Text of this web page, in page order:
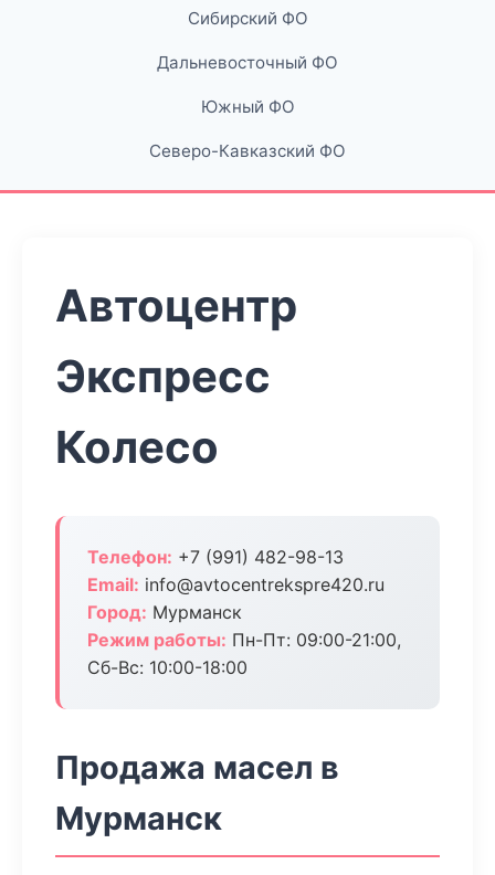
Сибирский ФО
Дальневосточный ФО
Южный ФО
Северо-Кавказский ФО
Автоцентр
Экспресс
Колесо
Телефон: +7 (991) 482-98-13
Email: info@avtocentrekspre420.ru
Город: Мурманск
Режим работы: Пн-Пт: 09:00-21:00,
Сб-Вс: 10:00-18:00
Продажа масел в
Мурманск